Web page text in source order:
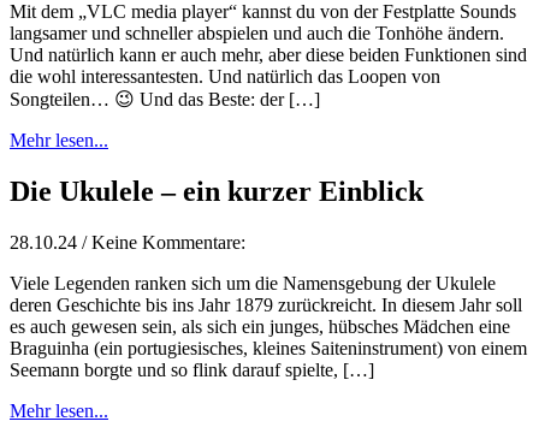
Mit dem „VLC media player“ kannst du von der Festplatte Sounds
langsamer und schneller abspielen und auch die Tonhöhe ändern.
Und natürlich kann er auch mehr, aber diese beiden Funktionen sind
die wohl interessantesten. Und natürlich das Loopen von
Songteilen… 😉 Und das Beste: der […]
Mehr lesen...
Die Ukulele – ein kurzer Einblick
28.10.24 / Keine Kommentare:
Viele Legenden ranken sich um die Namensgebung der Ukulele
deren Geschichte bis ins Jahr 1879 zurückreicht. In diesem Jahr soll
es auch gewesen sein, als sich ein junges, hübsches Mädchen eine
Braguinha (ein portugiesisches, kleines Saiteninstrument) von einem
Seemann borgte und so flink darauf spielte, […]
Mehr lesen...